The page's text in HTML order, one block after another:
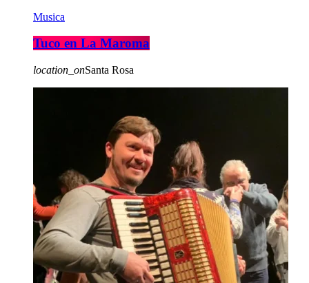
Musica
Tuco en La Maroma
location_onSanta Rosa